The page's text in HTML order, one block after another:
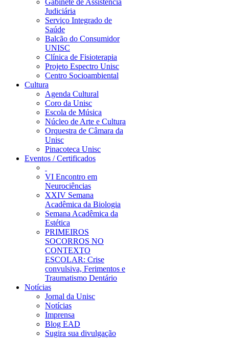
Gabinete de Assistência
Judiciária
Serviço Integrado de
Saúde
Balcão do Consumidor
UNISC
Clínica de Fisioterapia
Projeto Espectro Unisc
Centro Socioambiental
Cultura
Agenda Cultural
Coro da Unisc
Escola de Música
Núcleo de Arte e Cultura
Orquestra de Câmara da
Unisc
Pinacoteca Unisc
Eventos / Certificados
VI Encontro em
Neurociências
XXIV Semana
Acadêmica da Biologia
Semana Acadêmica da
Estética
PRIMEIROS
SOCORROS NO
CONTEXTO
ESCOLAR: Crise
convulsiva, Ferimentos e
Traumatismo Dentário
Notícias
Jornal da Unisc
Notícias
Imprensa
Blog EAD
Sugira sua divulgação